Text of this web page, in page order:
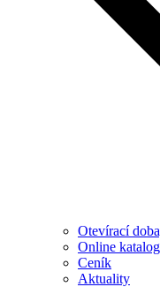
Otevírací
Online
Ceník
Aktuality